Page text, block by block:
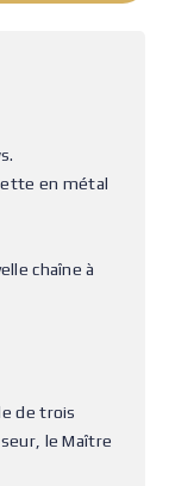
en métal
chaîne à
de trois
le Maître